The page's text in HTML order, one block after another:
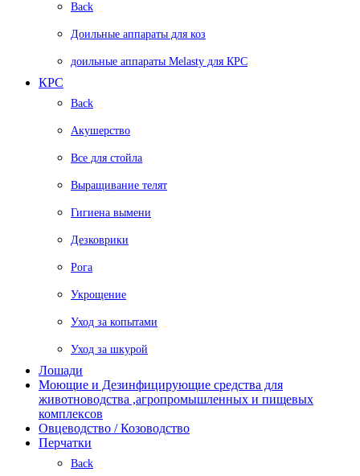
Back
Доильные аппараты для коз
доильные аппараты Melasty для КРС
КРС
Back
Акушерство
Все для стойла
Выращивание телят
Гигиена вымени
Дезковрики
Рога
Укрощение
Уход за копытами
Уход за шкурой
Лошади
Моющие и Дезинфицирующие средства для
животноводства ,агропромышленных и пищевых
комплексов
Овцеводство / Козоводство
Перчатки
Back